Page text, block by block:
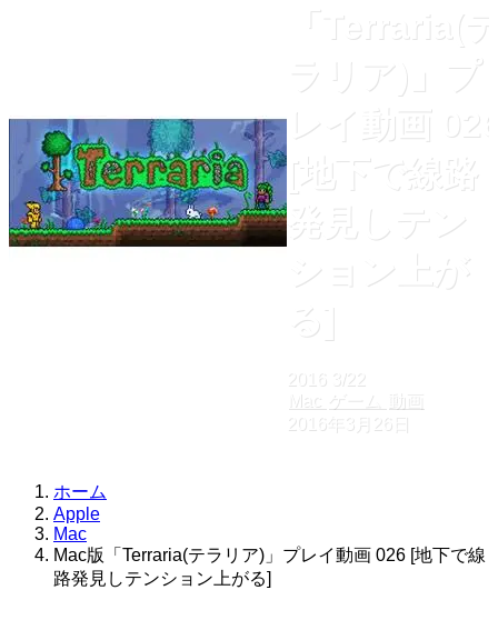
「Terraria(
ラリア)」プ
レイ動画
[地下で線路
発見しテン
ション上が
る]
2016
3/22
Mac ゲーム
動画
2016年3月26日
ホーム
Apple
Mac
Mac版「Terraria(テラリア)」プレイ動画 026 [地下で線
路発見しテンション上がる]